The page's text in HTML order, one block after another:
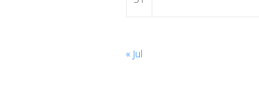
« Jul